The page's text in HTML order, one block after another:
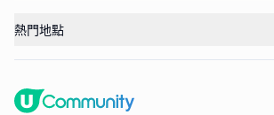
熱門地點